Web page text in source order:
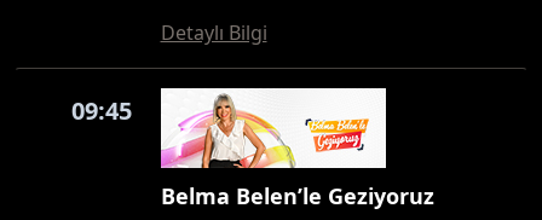
Detaylı Bilgi
09:45
Belma Belen’le Geziyoruz